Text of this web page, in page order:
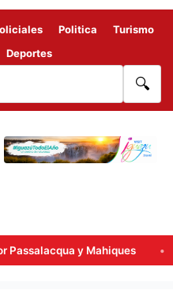
Politica
Turismo
Deportes
🔍
y Mahiques El